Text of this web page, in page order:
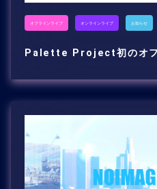
オフラインライブ オンラインライブ お知らせ
Palette Project初のオ